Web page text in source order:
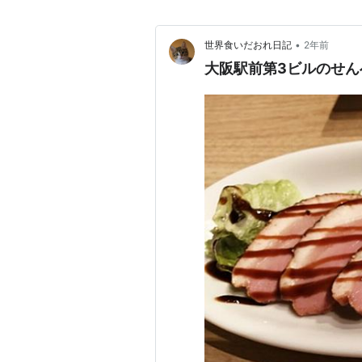
世界食いだおれ日記 • 2年前
大阪駅前第3ビルのせ